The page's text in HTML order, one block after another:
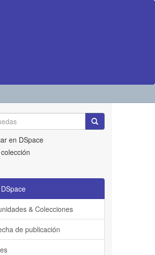
en DSpace
& Colecciones
de publicación